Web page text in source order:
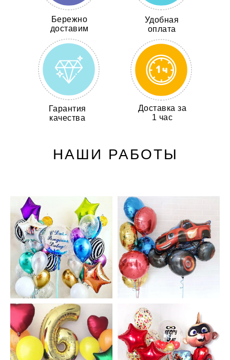
Бережно
доставим
Удобная
оплата
Гарантия
качества
Доставка за
1 час
НАШИ РАБОТЫ